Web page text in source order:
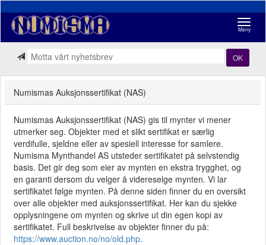
Meny
OK
Numismas Auksjonssertifikat (NAS)
Numismas Auksjonssertifikat (NAS) gis til mynter vi mener
utmerker seg. Objekter med et slikt sertifikat er særlig
verdifulle, sjeldne eller av spesiell interesse for samlere.
Numisma Mynthandel AS utsteder sertifikatet på selvstendig
basis. Det gir deg som eier av mynten en ekstra trygghet, og
en garanti dersom du velger å videreselge mynten. Vi lar
sertifikatet følge mynten. På denne siden finner du en oversikt
over alle objekter med auksjonssertifikat. Her kan du sjekke
opplysningene om mynten og skrive ut din egen kopi av
sertifikatet. Full beskrivelse av objekter finner du på:
https://www.auction.no/no/old.php.